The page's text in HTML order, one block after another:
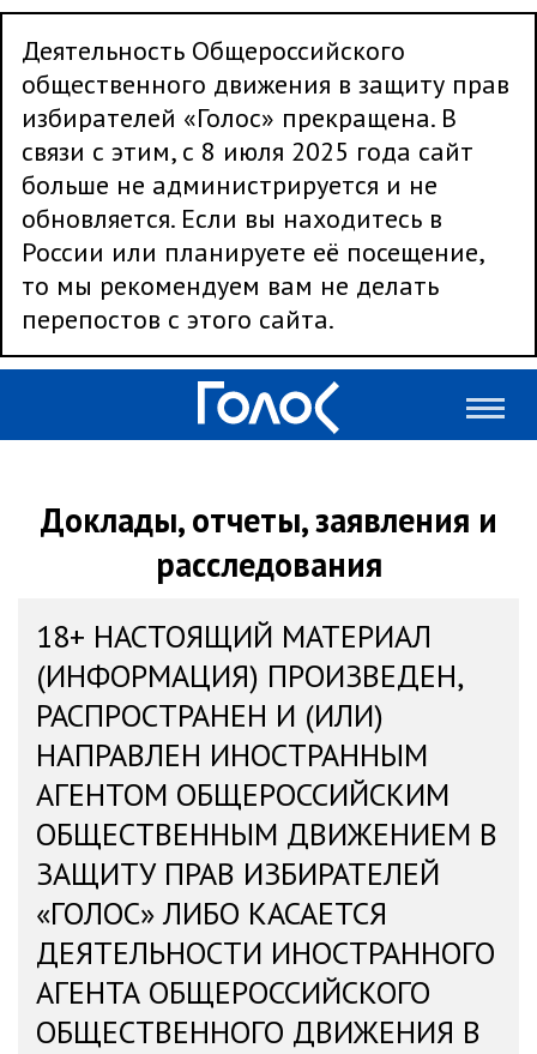
Деятельность Общероссийского
общественного движения в защиту прав
избирателей «Голос» прекращена. В
связи с этим, с 8 июля 2025 года сайт
больше не администрируется и не
обновляется. Если вы находитесь в
России или планируете её посещение,
то мы рекомендуем вам не делать
перепостов с этого сайта.
Доклады, отчеты, заявления и
расследования
18+ НАСТОЯЩИЙ МАТЕРИАЛ
(ИНФОРМАЦИЯ) ПРОИЗВЕДЕН,
РАСПРОСТРАНЕН И (ИЛИ)
НАПРАВЛЕН ИНОСТРАННЫМ
АГЕНТОМ ОБЩЕРОССИЙСКИМ
ОБЩЕСТВЕННЫМ ДВИЖЕНИЕМ В
ЗАЩИТУ ПРАВ ИЗБИРАТЕЛЕЙ
«ГОЛОС» ЛИБО КАСАЕТСЯ
ДЕЯТЕЛЬНОСТИ ИНОСТРАННОГО
АГЕНТА ОБЩЕРОССИЙСКОГО
ОБЩЕСТВЕННОГО ДВИЖЕНИЯ В